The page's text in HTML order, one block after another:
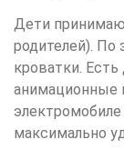
Дети
родителей). По
кроватки.
анимационные
максимально